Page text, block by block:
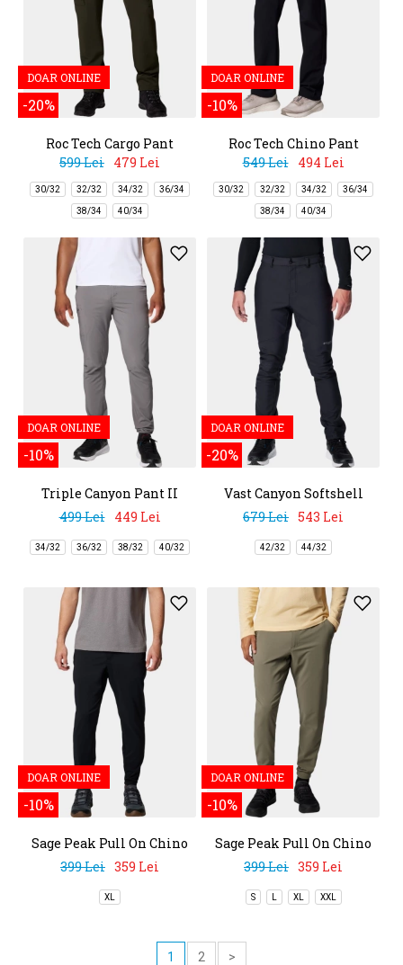
DOAR ONLINE
-20%
Roc Tech Cargo Pant
599 Lei 479 Lei
30/32 32/32 34/32 36/34
38/34 40/34
DOAR ONLINE
-10%
Roc Tech Chino Pant
549 Lei
494 Lei
30/32 32/32 34/32 36/34
38/34 40/34
DOAR ONLINE
-10%
Triple Canyon Pant II
499 Lei
449 Lei
34/32 36/32 38/32 40/32
DOAR ONLINE
-20%
Vast Canyon Softshell
Pant
679 Lei 543 Lei
42/32 44/32
DOAR ONLINE
-10%
Sage Peak Pull On Chino
Pant
399 Lei 359 Lei
XL
DOAR ONLINE
-10%
Sage Peak Pull On Chino
Pant
399 Lei 359 Lei
S L XL XXL
1 2 >